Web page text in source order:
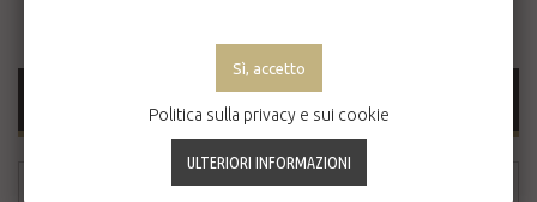
Politica sulla privacy e sui cookie